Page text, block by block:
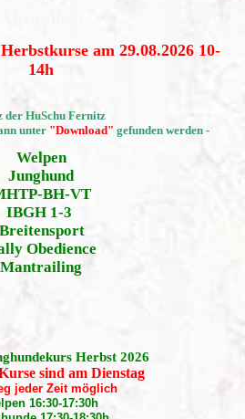
am 29.08.2026 10-
14h
der HuSchu Fernitz
unter "Download" gefunden werden -
Welpen
Junghund
BH-VT
IBGH 1-3
Breitensport
Obedience
Mantrailing
Herbst 2026
sind am Dienstag
jeder Zeit möglich
16:30-17:30h